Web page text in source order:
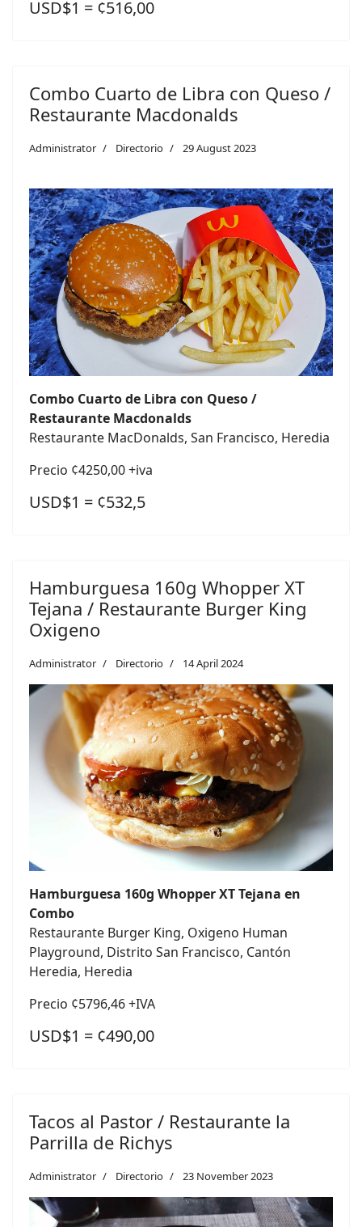
USD$1 = ¢516,00
Combo Cuarto de Libra con Queso /
Restaurante Macdonalds
Administrator Directorio 29 August 2023
Combo Cuarto de Libra con Queso /
Restaurante Macdonalds
Restaurante MacDonalds, San Francisco, Heredia
Precio ¢4250,00 +iva
USD$1 = ¢532,5
Hamburguesa 160g Whopper XT
Tejana / Restaurante Burger King
Oxigeno
Administrator Directorio 14 April 2024
Hamburguesa 160g Whopper XT Tejana en
Combo
Restaurante Burger King, Oxigeno Human
Playground, Distrito San Francisco, Cantón
Heredia, Heredia
Precio ¢5796,46 +IVA
USD$1 = ¢490,00
Tacos al Pastor / Restaurante la
Parrilla de Richys
Administrator Directorio 23 November 2023